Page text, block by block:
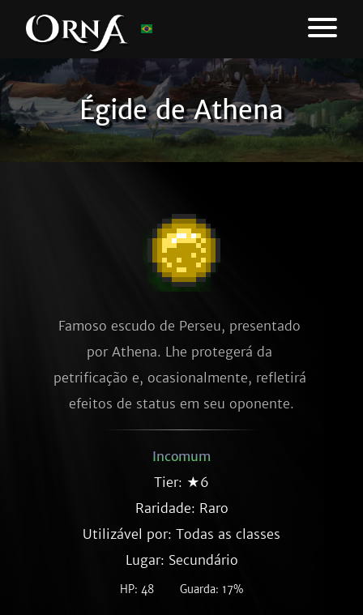
Égide de Athena
Famoso escudo de Perseu, presentado
por Athena. Lhe protegerá da
petrificação e, ocasionalmente, refletirá
efeitos de status em seu oponente.
Incomum
Tier: ★6
Raridade: Raro
Utilizável por: Todas as classes
Lugar: Secundário
HP: 48 Guarda: 17%